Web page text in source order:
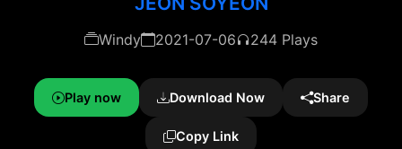
Windy 2021-07-06 244 Plays
Play now Download Now Share
Copy Link